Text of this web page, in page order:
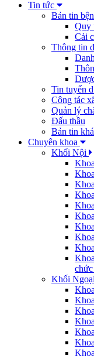
Tin tức
Bản tin
Quy
Cải
Thông tin
Tin tuyển
Công tác
Quản lý
Đấu thầu
Bản tin
Chuyên khoa
Khối Nội
Khối Ngoại